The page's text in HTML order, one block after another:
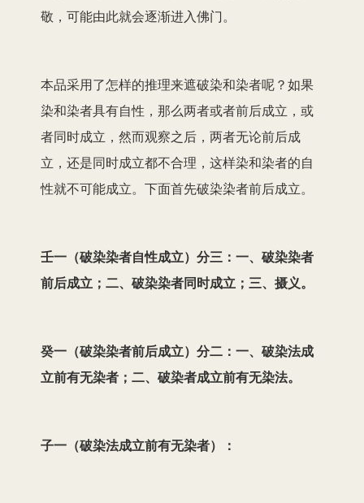
敬，可能由此就会逐渐进入佛门。
本品采用了怎样的推理来遮破染和染者呢？如果
染和染者具有自性，那么两者或者前后成立，或
者同时成立，然而观察之后，两者无论前后成
立，还是同时成立都不合理，这样染和染者的自
性就不可能成立。下面首先破染染者前后成立。
壬一（破染染者自性成立）分三：一、破染染者
前后成立；二、破染染者同时成立；三、摄义。
癸一（破染染者前后成立）分二：一、破染法成
立前有无染者；二、破染者成立前有无染法。
子一（破染法成立前有无染者）：